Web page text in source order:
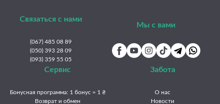
Мукачево Николаев Одесса
Харьков Херсон Хмельницкий Черкассы
Связаться с нами
(067) 485 08 89
(050) 393 28 09
(093) 359 55 05
Мы с вами
Сервис
Бонусная программа: 1 бонус = 1 ₴
Возврат и обмен
Забота
О нас
Новости